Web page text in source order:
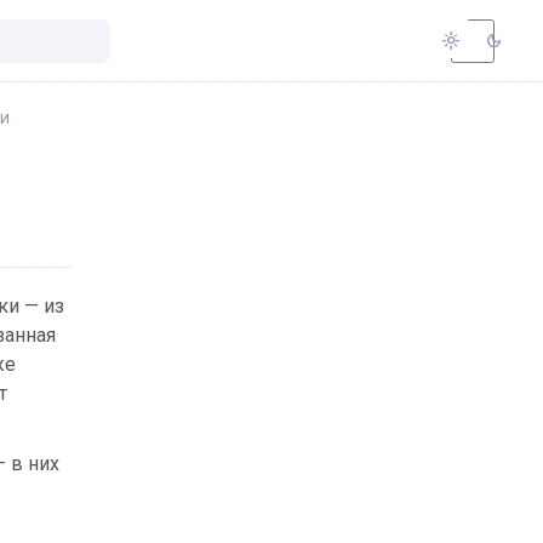
light_mode dark_mode
— из
в них